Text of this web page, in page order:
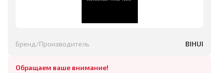
Бренд/Производитель BIHUI
Обращаем ваше внимание!